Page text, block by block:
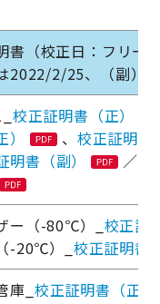
書（校正日：フリ
は2022/2/25、（副）
校正証明書（正）
、 校正証明書
明書（副）
／冷
ー（-80℃）_ 校正証
-20℃）_ 校正証明書
_ 校正証明書（正）